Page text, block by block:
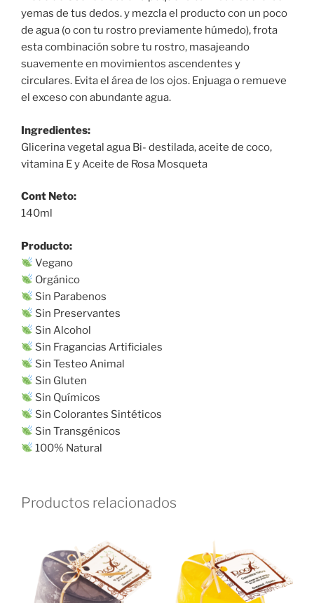
yemas de tus dedos. y mezcla el producto con un poco
de agua (o con tu rostro previamente húmedo), frota
esta combinación sobre tu rostro, masajeando
suavemente en movimientos ascendentes y
circulares. Evita el área de los ojos. Enjuaga o remueve
el exceso con abundante agua.
Ingredientes:
Glicerina vegetal agua Bi- destilada, aceite de coco,
vitamina E y Aceite de Rosa Mosqueta
Cont Neto:
140ml
Producto:
Vegano
Orgánico
Sin Parabenos
Sin Preservantes
Sin Alcohol
Sin Fragancias Artificiales
Sin Testeo Animal
Sin Gluten
Sin Químicos
Sin Colorantes Sintéticos
Sin Transgénicos
100% Natural
Productos relacionados